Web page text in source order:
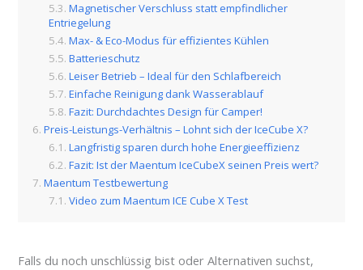
Magnetischer Verschluss statt empfindlicher
Entriegelung
Max- & Eco-Modus für effizientes Kühlen
Batterieschutz
Leiser Betrieb – Ideal für den Schlafbereich
Einfache Reinigung dank Wasserablauf
Fazit: Durchdachtes Design für Camper!
Preis-Leistungs-Verhältnis – Lohnt sich der IceCube X?
Langfristig sparen durch hohe Energieeffizienz
Fazit: Ist der Maentum IceCubeX seinen Preis wert?
Maentum Testbewertung
Video zum Maentum ICE Cube X Test
Falls du noch unschlüssig bist oder Alternativen suchst,